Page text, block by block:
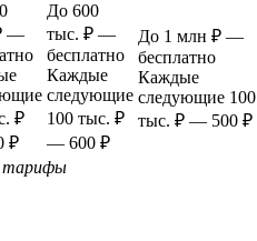
—
₽
₽
До 600
тыс. ₽ —
бесплатно
Каждые
следующие
100 тыс. ₽
— 600 ₽
До 1 млн ₽ —
бесплатно
Каждые
следующие 100
тыс. ₽ — 500 ₽
тарифы